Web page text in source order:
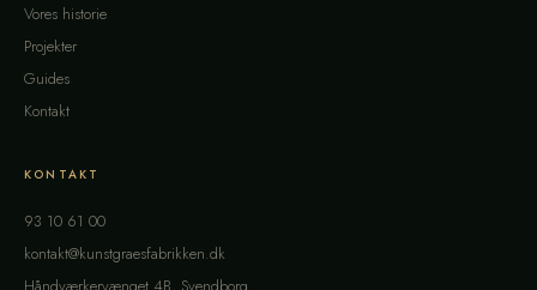
Vores historie
Projekter
Guides
Kontakt
KONTAKT
93 10 61 00
kontakt@kunstgraesfabrikken.dk